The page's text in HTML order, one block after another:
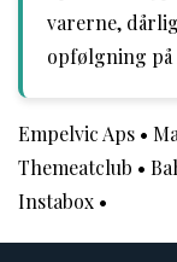
varerne,
opfølgning
Empelvic Aps •
Themeatclub •
Instabox •